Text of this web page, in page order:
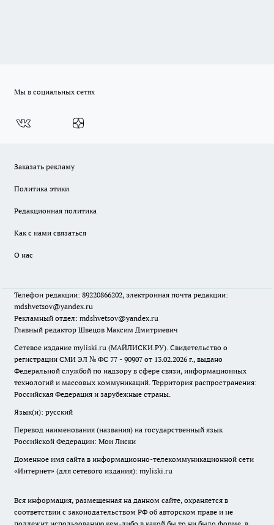
Мы в социальных сетях
Заказать рекламу
Политика этики
Редакционная политика
Как с нами связаться
О нас
Телефон редакции: 89220866202, электронная почта редакции:
mdshvetsov@yandex.ru
Рекламный отдел: mdshvetsov@yandex.ru
Главный редактор Швецов Максим Дмитриевич
Сетевое издание myliski.ru (МАЙЛИСКИ.РУ). Свидетельство о
регистрации СМИ ЭЛ № ФС 77 - 90907 от 13.02.2026 г., выдано
Федеральной службой по надзору в сфере связи, информационных
технологий и массовых коммуникаций. Территория распространения:
Российская Федерация и зарубежные страны.
Язык(и): русский
Перевод наименования (названия) на государственный язык
Российской Федерации: Мои Лиски
Доменное имя сайта в информационно-телекоммуникационной сети
«Интернет» (для сетевого издания): myliski.ru
Вся информация, размещенная на данном сайте, охраняется в
соответствии с законодательством РФ об авторском праве и не